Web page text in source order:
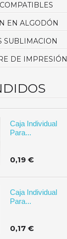
EN ALGODÓN
SUBLIMACION
DE IMPRESIÓN
Caja Individual
Para...
0,19 €
Caja Individual
Para...
0,17 €